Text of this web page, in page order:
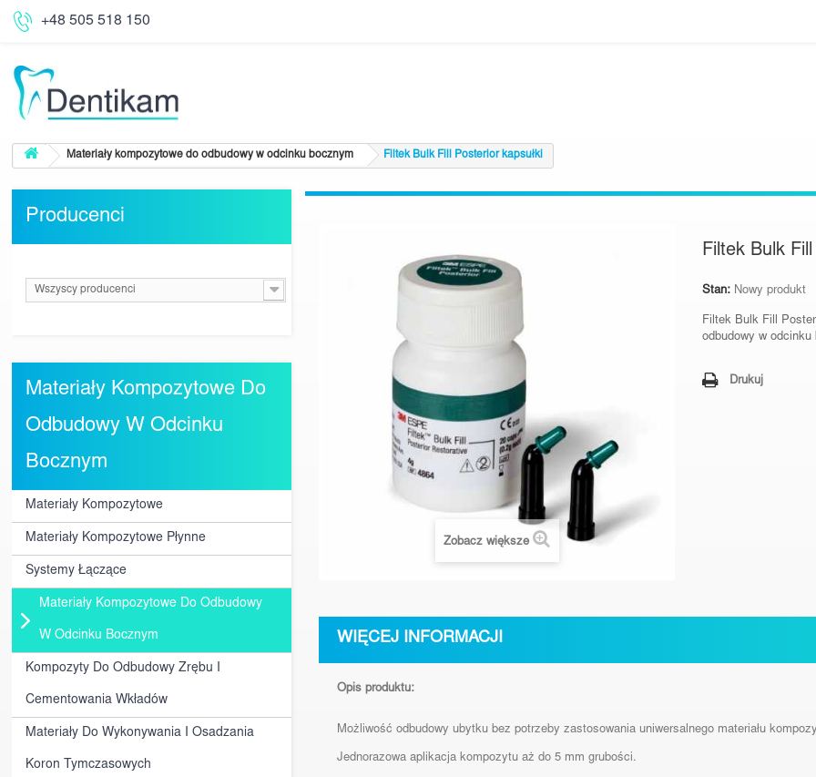
+48 505 518 150
Materiały kompozytowe do odbudowy w odcinku bocznym Filtek Bulk Fill Posterior kapsułki
Producenci
Wszyscy producenci
Materiały Kompozytowe Do
Odbudowy W Odcinku
Bocznym
Materiały Kompozytowe
Materiały Kompozytowe Płynne
Systemy Łączące
Materiały Kompozytowe Do Odbudowy
W Odcinku Bocznym
Kompozyty Do Odbudowy Zrębu I
Cementowania Wkładów
Materiały Do Wykonywania I Osadzania
Koron Tymczasowych
Zobacz większe
Filtek Bulk
Stan: Nowy produkt
Filtek Bulk Fill
odbudowy w odcinku
Drukuj
WIĘCEJ INFORMACJI
Opis produktu:
Możliwość odbudowy ubytku bez potrzeby zastosowania uniwersalnego materiału
Jednorazowa aplikacja kompozytu aż do 5 mm grubości.